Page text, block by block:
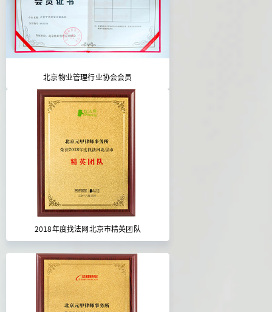
北京物业管理行业协会会员
2018年度找法网北京市精英团队